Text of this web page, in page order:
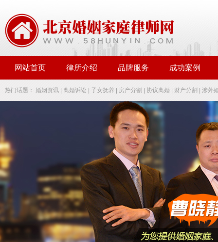
网站首页 律所介绍 品牌服务 成功案例
热门话题： 婚姻资讯 离婚诉讼 子女抚养 房产分割 协议离婚 财产分割 涉外